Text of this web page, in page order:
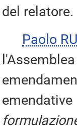
del relatore.
Paolo